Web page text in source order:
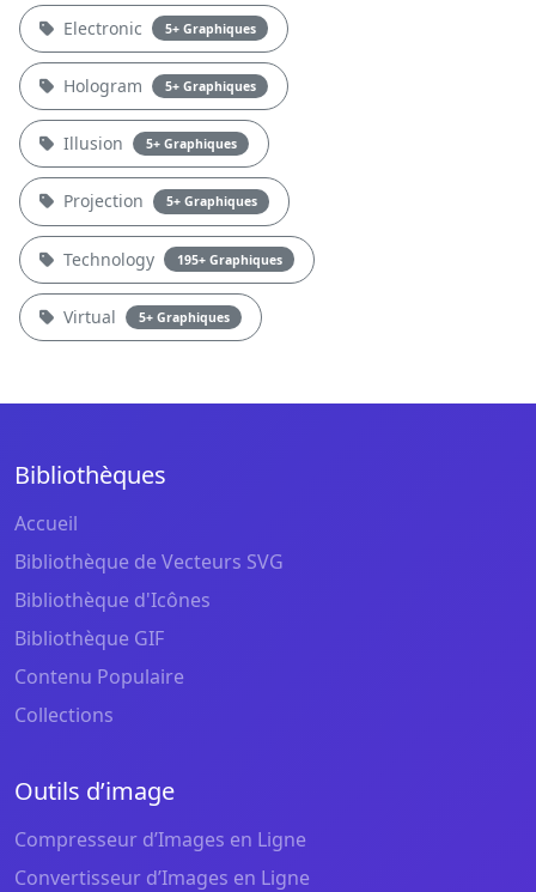
Electronic 5+ Graphiques
Hologram 5+ Graphiques
Illusion 5+ Graphiques
Projection 5+ Graphiques
Technology 195+ Graphiques
Virtual 5+ Graphiques
Bibliothèques
Accueil
Bibliothèque de Vecteurs SVG
Bibliothèque d'Icônes
Bibliothèque GIF
Contenu Populaire
Collections
Outils d’image
Compresseur d’Images en Ligne
Convertisseur d’Images en Ligne